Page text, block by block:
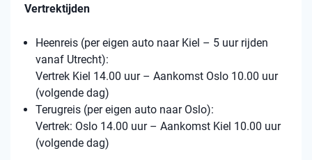
Vertrektijden
Heenreis (per eigen auto naar Kiel – 5 uur rijden
vanaf Utrecht):
Vertrek Kiel 14.00 uur – Aankomst Oslo 10.00 uur
(volgende dag)
Terugreis (per eigen auto naar Oslo):
Vertrek: Oslo 14.00 uur – Aankomst Kiel 10.00 uur
(volgende dag)